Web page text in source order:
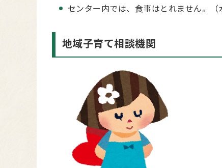
センター内では、食事はとれません。（
地域子育て相談機関